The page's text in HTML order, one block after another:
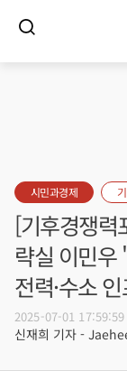
시민과경제
[기후경쟁력
략실 이민우
전력·수소
2025-07-01 17:59:59
신재희 기자 -